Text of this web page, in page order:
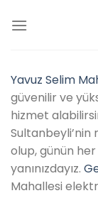
atla
Yavuz Selim
güvenilir ve
hizmet
Sultanbeyli’nin
olup, günün
yanınızdayız.
Mahallesi